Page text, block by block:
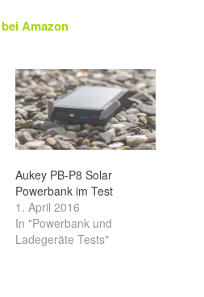
bei Amazon
Aukey PB-P8 Solar
Powerbank im Test
1. April 2016
In "Powerbank und
Ladegeräte Tests"